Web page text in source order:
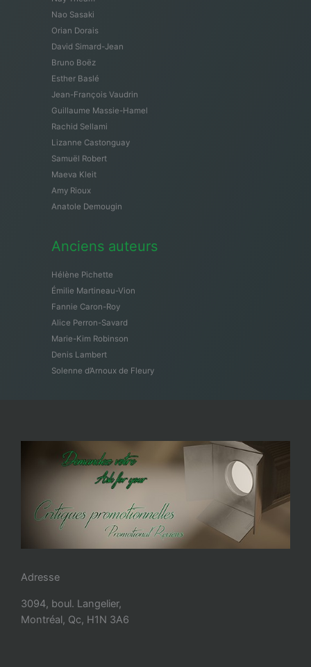
Nao Sasaki
Orian Dorais
David Simard-Jean
Bruno Boëz
Esther Baslé
Jean-François Vaudrin
Guillaume Massie-Hamel
Rachid Sellami
Lizanne Castonguay
Samuël Robert
Maeva Kleit
Amy Rioux
Anatole Demougin
Anciens auteurs
Hélène Pichette
Émilie Martineau-Vion
Fannie Caron-Roy
Alice Perron-Savard
Marie-Kim Robinson
Denis Lambert
Solenne d’Arnoux de Fleury
Adresse
3094, boul. Langelier,
Montréal, Qc, H1N 3A6